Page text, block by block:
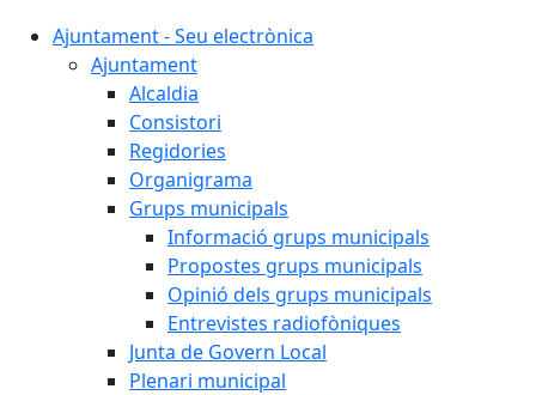
Ajuntament - Seu electrònica
Ajuntament
Alcaldia
Consistori
Regidories
Organigrama
Grups municipals
Informació grups municipals
Propostes grups municipals
Opinió dels grups municipals
Entrevistes radiofòniques
Junta de Govern Local
Plenari municipal